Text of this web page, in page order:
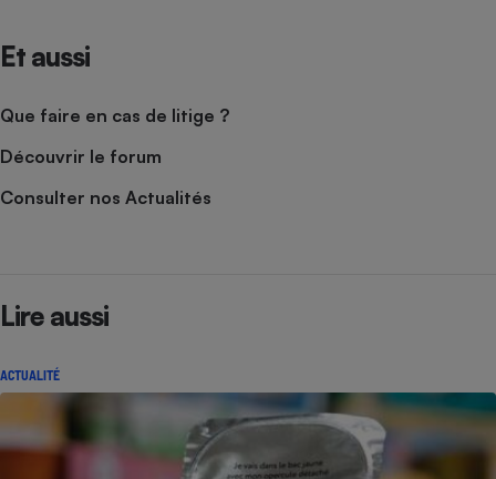
Et aussi
Que faire en cas de litige ?
Découvrir le forum
Consulter nos Actualités
Lire aussi
ACTUALITÉ